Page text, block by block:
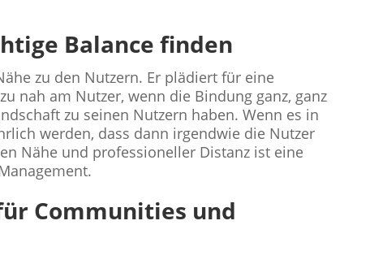
Balance finden
zu den Nutzern. Er plädiert für eine
nah am Nutzer, wenn die Bindung ganz, ganz
zu seinen Nutzern haben. Wenn es in
werden, dass dann irgendwie die Nutzer
Nähe und professioneller Distanz ist eine
Communities und